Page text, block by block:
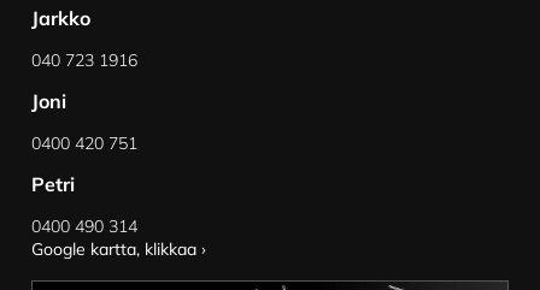
Jarkko
040 723 1916
Joni
0400 420 751
Petri
0400 490 314
Google kartta, klikkaa ›